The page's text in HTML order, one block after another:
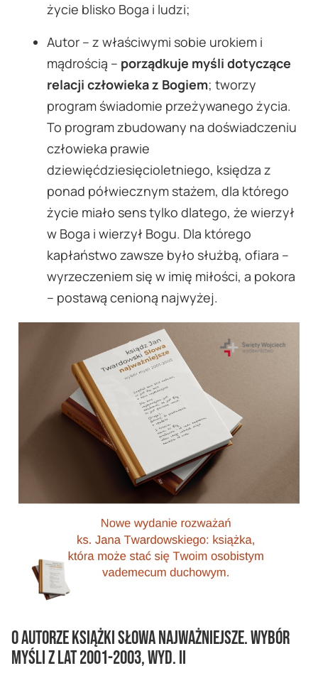
życie blisko Boga i ludzi;
Autor – z właściwymi sobie urokiem i
mądrością – porządkuje myśli dotyczące
relacji człowieka z Bogiem; tworzy
program świadomie przeżywanego życia.
To program zbudowany na doświadczeniu
człowieka prawie
dziewięćdziesięcioletniego, księdza z
ponad półwiecznym stażem, dla którego
życie miało sens tylko dlatego, że wierzył
w Boga i wierzył Bogu. Dla którego
kapłaństwo zawsze było służbą, ofiara –
wyrzeczeniem się w imię miłości, a pokora
– postawą cenioną najwyżej.
O autorze książki Słowa najważniejsze. Wybór
myśli z lat 2001-2003, wyd. II